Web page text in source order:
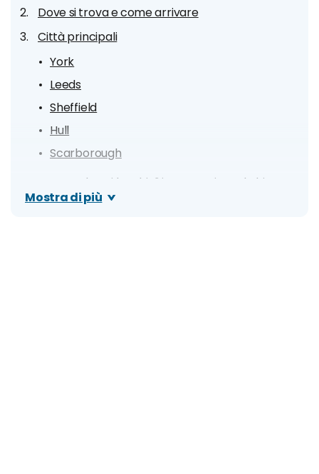
Dove si trova e come arrivare
Città principali
York
Leeds
Sheffield
Hull
Scarborough
Cosa vedere: i luoghi di interesse in Yorkshire
Yorkshire Sculpture Park
Mostra di più